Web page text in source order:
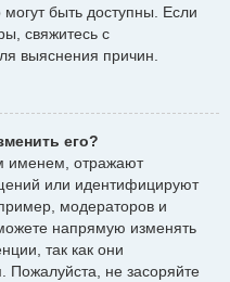
быть доступны. Если
свяжитесь с
выяснения причин.
его?
именем, отражают
или идентифицируют
модераторов и
напрямую изменять
так как они
Пожалуйста, не засоряйте